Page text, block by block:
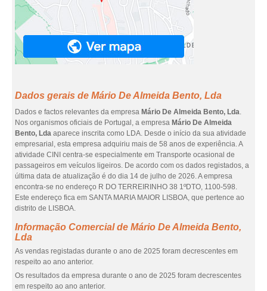
Dados gerais de Mário De Almeida Bento, Lda
Dados e factos relevantes da empresa Mário De Almeida Bento, Lda.
Nos organismos oficiais de Portugal, a empresa Mário De Almeida
Bento, Lda aparece inscrita como LDA. Desde o início da sua atividade
empresarial, esta empresa adquiriu mais de 58 anos de experiência. A
atividade CINI centra-se especialmente em Transporte ocasional de
passageiros em veículos ligeiros. De acordo com os dados registados, a
última data de atualização é do dia 14 de julho de 2026. A empresa
encontra-se no endereço R DO TERREIRINHO 38 1ºDTO, 1100-598.
Este endereço fica em SANTA MARIA MAIOR LISBOA, que pertence ao
distrito de LISBOA.
Informação Comercial de Mário De Almeida Bento,
Lda
As vendas registadas durante o ano de 2025 foram decrescentes em
respeito ao ano anterior.
Os resultados da empresa durante o ano de 2025 foram decrescentes
em respeito ao ano anterior.